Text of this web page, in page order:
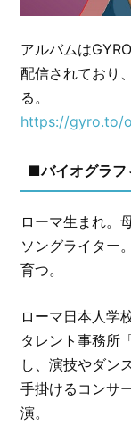
アルバムは
配信されており
る。
https://gyro.to/
■バイオグラフ
ローマ生まれ。
ソングライター
育つ。
ローマ日本人学
タレント事務所
し、演技やダン
手掛けるコンサ
演。